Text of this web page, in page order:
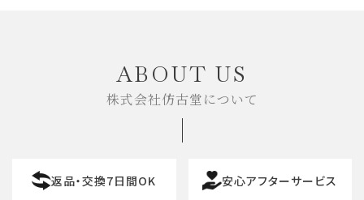
ABOUT US
株式会社仿古堂について
返品・交換7日間OK 安心アフターサービス